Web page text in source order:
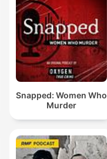
habe, ich habe es
Verletzungen
Kampf um
Geschenk
der
Snapped: Women Who
Murder